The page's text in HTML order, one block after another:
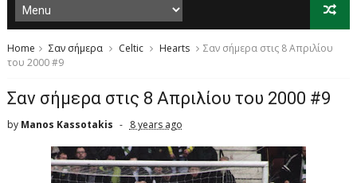
Home Σαν σήμερα Celtic Hearts
Σαν σήμερα στις 8 Απριλίου
του 2000 #9
Σαν σήμερα στις 8 Απριλίου του 2000 #9
by Manos Kassotakis 8 years ago